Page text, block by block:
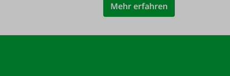
Mehr erfahren